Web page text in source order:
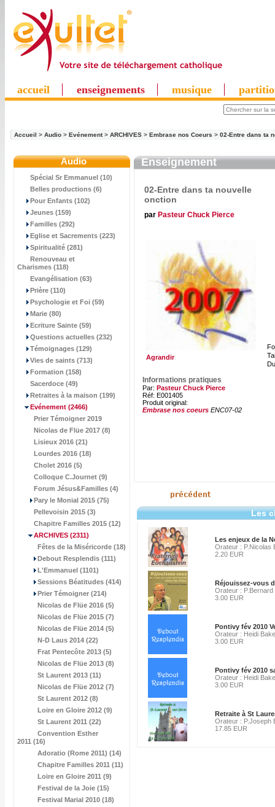
accueil enseignements musique
Accueil > Audio > Evénement> ARCHIVES > Embrase nos Coeurs > 02-Entre dans ta
Audio
Spécial Sr Emmanuel (10)
Belles productions (6)
Pour Enfants (102)
Jeunes (159)
Familles (292)
Eglise et Sacrements (223)
Spiritualité (281)
Renouveau et
Charismes (118)
Evangélisation (63)
Prière (110)
Psychologie et Foi (59)
Marie (80)
Ecriture Sainte (59)
Questions actuelles (232)
Témoignages (129)
Vies de saints (713)
Formation (158)
Sacerdoce (49)
Retraites à la maison (199)
Evénement (2466)
Prier Témoigner 2019
Nicolas de Flüe 2017 (8)
Lisieux 2016 (21)
Lourdes 2016 (18)
Cholet 2016 (5)
Colloque C.Journet (9)
Forum Jésus&Familles (4)
Pary le Monial 2015 (75)
Pellevoisin 2015 (3)
Chapitre Familles 2015 (12)
ARCHIVES (2311)
Fêtes de la Miséricorde (18)
Debout Resplendis (111)
L'Emmanuel (1101)
Sessions Béatitudes (414)
Prier Témoigner (214)
Nicolas de Flüe 2016 (5)
Nicolas de Flüe 2015 (7)
Nicolas de Flüe 2014 (5)
N-D Laus 2014 (22)
Frat Pentecôte 2013 (5)
Nicolas de Flüe 2013 (8)
St Laurent 2013 (11)
Nicolas de Flüe 2012 (7)
St Laurent 2012 (8)
Loire en Gloire 2012 (9)
St Laurent 2011 (22)
Convention Esther
2011 (16)
Adoratio (Rome 2011) (14)
Chapitre Familles 2011 (11)
Loire en Gloire 2011 (9)
Festival de la Joie (15)
Festival Marial 2010 (18)
Enseignement
02-Entre dans ta nouvelle
onction
par Pasteur Chuck Pierce
Agrandir
Informations pratiques
Par: Pasteur Chuck Pierce
Réf: E001405
Produit original:
Embrase nos coeurs ENC07-02
Les
Les enjeux de la
Orateur : P.Nicolas
2.20 EUR
Réjouissez-vous
Orateur : P.Bernard
3.00 EUR
Pontivy fév 2010
Orateur : Heidi
3.00 EUR
Pontivy fév 2010
Orateur : Heidi
3.00 EUR
Retraite à St
Orateur : P.Joseph
17.85 EUR